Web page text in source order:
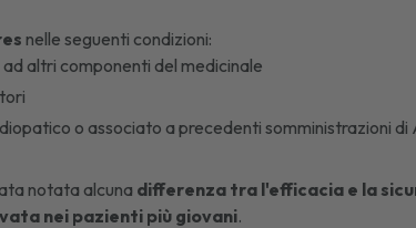
nelle seguenti condizioni:
altri componenti del medicinale
o associato a precedenti somministrazioni di
notata alcuna differenza tra l'efficacia e la
nei pazienti più giovani.